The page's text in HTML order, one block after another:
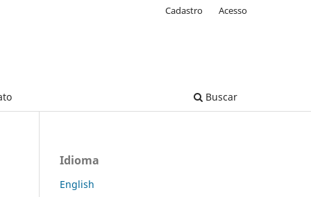
Buscar
Cadastro Acesso
Idioma
English